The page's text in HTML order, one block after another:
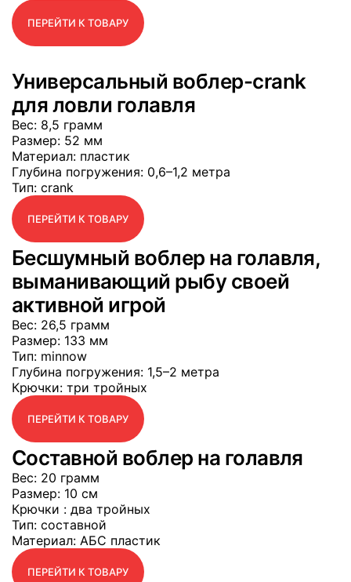
ПЕРЕЙТИ К ТОВАРУ
Универсальный воблер-crank
для ловли голавля
Вес: 8,5 грамм
Размер: 52 мм
Материал: пластик
Глубина погружения: 0,6–1,2 метра
Тип: crank
ПЕРЕЙТИ К ТОВАРУ
Бесшумный воблер на голавля,
выманивающий рыбу своей
активной игрой
Вес: 26,5 грамм
Размер: 133 мм
Тип: minnow
Глубина погружения: 1,5–2 метра
Крючки: три тройных
ПЕРЕЙТИ К ТОВАРУ
Составной воблер на голавля
Вес: 20 грамм
Размер: 10 см
Крючки : два тройных
Тип: составной
Материал: АБС пластик
ПЕРЕЙТИ К ТОВАРУ